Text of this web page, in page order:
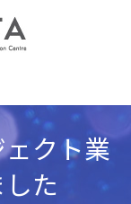
ェクト業
た